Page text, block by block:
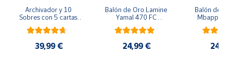
MelillaArchivador y 10
Sobres con 5 cartas
por sobre Brawl Stars
39,99 €
Balón de Oro Lamine
Yamal 470 FC
Barcelona cromo
Adrenalyn XL 2024
24,99 €
Balón de
Mbappe